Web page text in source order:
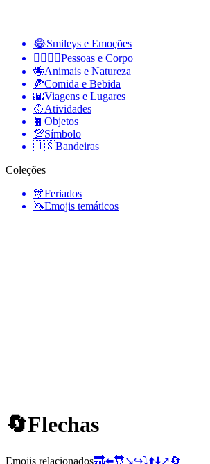
😂Smileys e Emoções
👩‍❤️‍💋‍👨Pessoas e Corpo
🐝Animais e Natureza
🍕Comida e Bebida
🌇Viagens e Lugares
🥎Atividades
📙Objetos
💯Símbolo
🇺🇸Bandeiras
Coleções
🎊Feriados
🦄Emojis temáticos
🔄Flechas
Emojis relacionados🔜⬅️🔛↘️↪️⤵️⬆️⬇️↗️🔄